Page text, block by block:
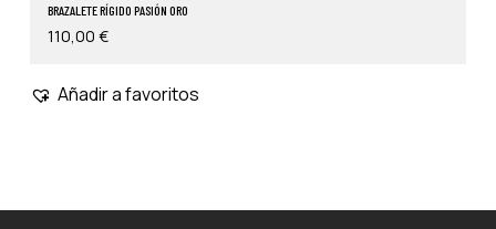
BRAZALETE RÍGIDO PASIÓN ORO
110,00 €
Añadir a favoritos